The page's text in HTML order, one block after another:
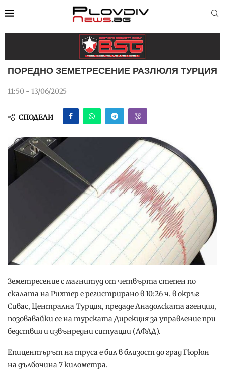
ПОРЕДНО ЗЕМЕТРЕСЕНИЕ РАЗЛЮЛЯ ТУРЦИЯ
11:50 - 13/06/2025
СПОДЕЛИ
Земетресение с магнитуд от четвърта степен по
скалата на Рихтер е регистрирано в 10:26 ч. в окръг
Сивас, Централна Турция, предаде Анадолската агенция,
позовавайки се на турската Дирекция за управление при
бедствия и извънредни ситуации (АФАД).
Епицентърът на труса е бил в близост до град Гюрюн
на дълбочина 7 километра.